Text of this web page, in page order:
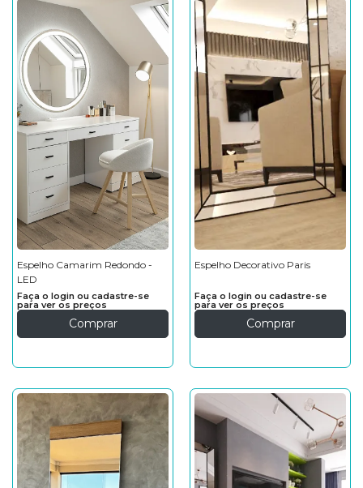
Espelho Camarim Redondo -
LED
Faça o login ou cadastre-se
para ver os preços
Comprar
Espelho Decorativo Paris
Faça o login ou cadastre-se
para ver os preços
Comprar